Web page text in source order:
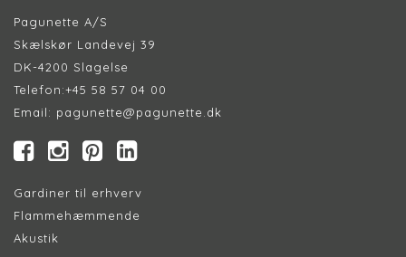
Pagunette A/S
Skælskør Landevej 39
DK-4200 Slagelse
Telefon:+45 58 57 04 00
Email: pagunette@pagunette.dk
Gardiner til erhverv
Flammehæmmende
Akustik